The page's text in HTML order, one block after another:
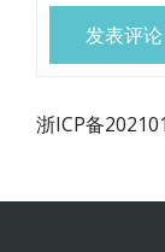
浙ICP备